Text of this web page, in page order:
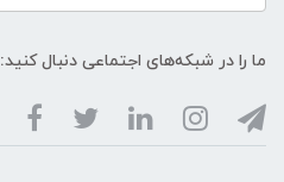
ما را در شبکه‌های اجتماعی دنبال کنید: